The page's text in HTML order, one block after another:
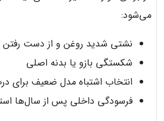
می‌شود:
نشتی شدید روغن و از دست رفتن
شکستگی بازو یا بدنه اصلی
انتخاب اشتباه مدل ضعیف برای
فرسودگی داخلی پس از سال‌ها